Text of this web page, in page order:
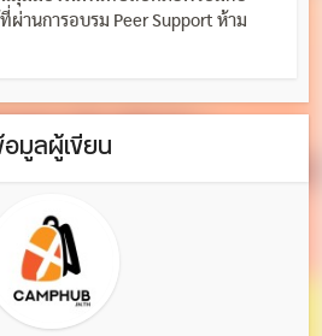
านการอบรม Peer Support ห้าม
มูลผู้เขียน